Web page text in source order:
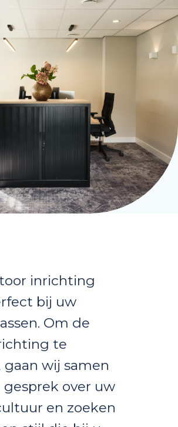
inrichting
bij uw
Om de
te
gaan wij samen
over uw
en zoeken